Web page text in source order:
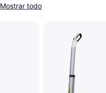
Mostrar todo